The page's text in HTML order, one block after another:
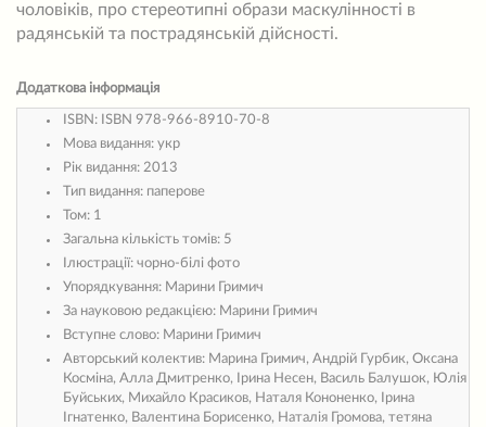
чоловіків, про стереотипні образи маскулінності в
радянській та пострадянській дійсності.
Додаткова інформація
ISBN: ISBN 978-966-8910-70-8
Мова видання: укр
Рік видання: 2013
Тип видання: паперове
Том: 1
Загальна кількість томів: 5
Ілюстрації: чорно-білі фото
Упорядкування: Марини Гримич
За науковою редакцією: Марини Гримич
Вступне слово: Марини Гримич
Авторський колектив: Марина Гримич, Андрій Гурбик, Оксана
Косміна, Алла Дмитренко, Ірина Несен, Василь Балушок, Юлія
Буйських, Михайло Красиков, Наталя Кононенко, Ірина
Ігнатенко, Валентина Борисенко, Наталія Громова, тетяна